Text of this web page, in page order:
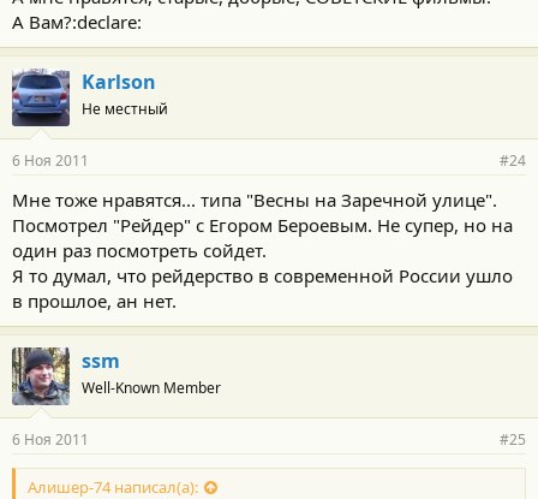
А Вам?:declare:
Karlson
Не местный
6 Ноя 2011 #24
Мне тоже нравятся... типа "Весны на Заречной улице".
Посмотрел "Рейдер" с Егором Бероевым. Не супер, но на
один раз посмотреть сойдет.
Я то думал, что рейдерство в современной России ушло
в прошлое, ан нет.
ssm
Well-Known Member
6 Ноя 2011 #25
Алишер-74 написал(а):